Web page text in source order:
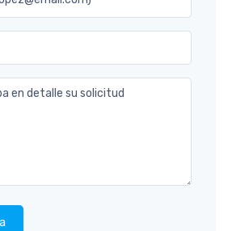
en detalle su solicitud